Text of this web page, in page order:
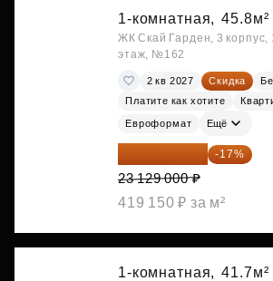
1-комнатная, 45.8м²
ЖК Скай Гарден, 3 корпус,
этаж, №162
2 кв 2027 Скидка
Платите как хотите
Евроформат Ещё
19 197 070 ₽ -17%
23 129 000 ₽
419 150 ₽ за м²
1-комнатная, 41.7м²